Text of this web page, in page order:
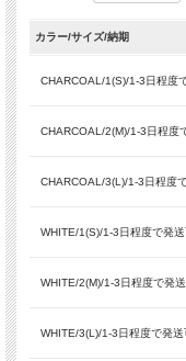
カラー/サイズ/納期
CHARCOAL/1(S)/1-3日程度
CHARCOAL/2(M)/1-3日程度
CHARCOAL/3(L)/1-3日程度
WHITE/1(S)/1-3日程度で発
WHITE/2(M)/1-3日程度で発
WHITE/3(L)/1-3日程度で発送